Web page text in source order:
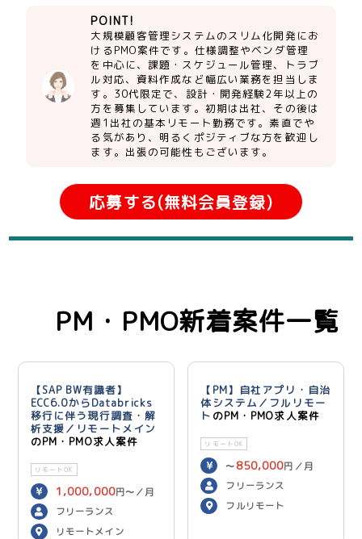
POINT!
大規模顧客管理システムのスリム化開発にお
けるPMO案件です。仕様調整やベンダ管理
を中心に、課題・スケジュール管理、トラブ
ル対応、資料作成など幅広い業務を担当しま
す。30代限定で、設計・開発経験2年以上の
方を募集しています。初期は出社、その後は
週1出社の基本リモート勤務です。素直でや
る気があり、明るくポジティブな方を歓迎し
ます。出張の可能性もございます。
応募する(無料会員登録)
PM・PMO新着案件一覧
【SAP BW有識者】
ECC6.0からDatabricks
移行に伴う現行調査・解
析支援／リモートメイン
のPM・PMO求人案件
リモートOK
1,000,000円〜／月
フリーランス
リモートメイン
【PM】自社アプリ・自治
体システム／フルリモー
ト のPM・PMO求人案件
リモートOK
〜 850,000円／月
フリーランス
フルリモート